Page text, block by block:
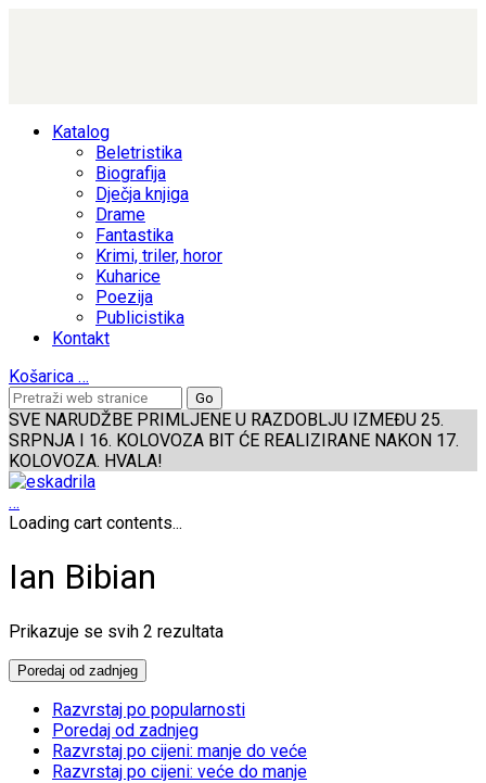
Katalog
Beletristika
Biografija
Dječja knjiga
Drame
Fantastika
Krimi, triler, horor
Kuharice
Poezija
Publicistika
Kontakt
Košarica …
SVE NARUDŽBE PRIMLJENE U RAZDOBLJU IZMEĐU 25.
SRPNJA I 16. KOLOVOZA BIT ĆE REALIZIRANE NAKON 17.
KOLOVOZA. HVALA!
…
Loading cart contents...
Ian Bibian
Prikazuje se svih 2 rezultataPoredano
Poredaj od zadnjeg
Razvrstaj po popularnosti
Poredaj od zadnjeg
Razvrstaj po cijeni: manje do veće
Razvrstaj po cijeni: veće do manje